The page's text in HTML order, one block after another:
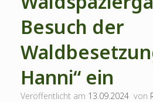
Besuch der
Hanni“ ein
Veröffentlicht am 13.09.2024 von